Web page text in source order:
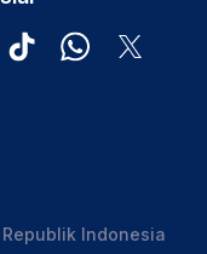
Indonesia